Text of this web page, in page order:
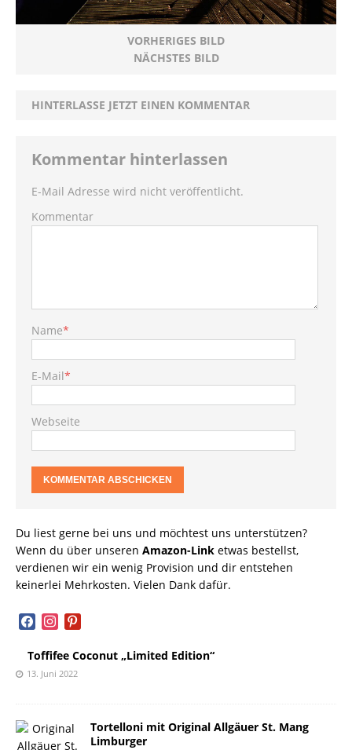
VORHERIGES BILD
NÄCHSTES BILD
HINTERLASSE JETZT EINEN KOMMENTAR
Kommentar hinterlassen
E-Mail Adresse wird nicht veröffentlicht.
Kommentar
Name*
E-Mail*
Webseite
Du liest gerne bei uns und möchtest uns unterstützen?
Wenn du über unseren Amazon-Link etwas bestellst,
verdienen wir ein wenig Provision und dir entstehen
keinerlei Mehrkosten. Vielen Dank dafür.
facebookinstagram
pinterest
Toffifee Coconut „Limited Edition“
13. Juni 2022
Tortelloni mit Original Allgäuer St. Mang
Limburger